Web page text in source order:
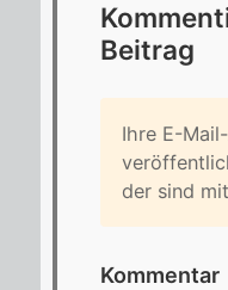
Bei­trag
Ihre E-
der sind mit
Kommentar